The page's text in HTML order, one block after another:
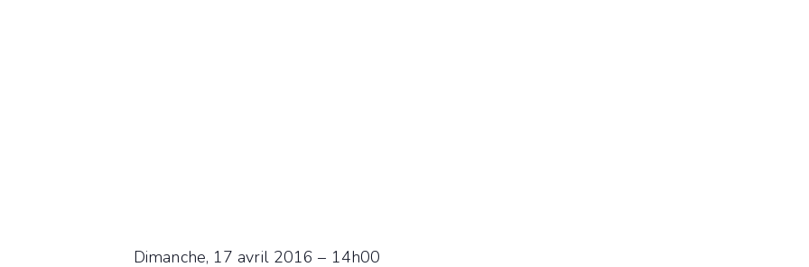
Dimanche, 17 avril 2016 – 14h00